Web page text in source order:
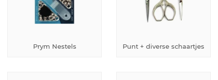
Prym Nestels Punt + diverse schaartjes